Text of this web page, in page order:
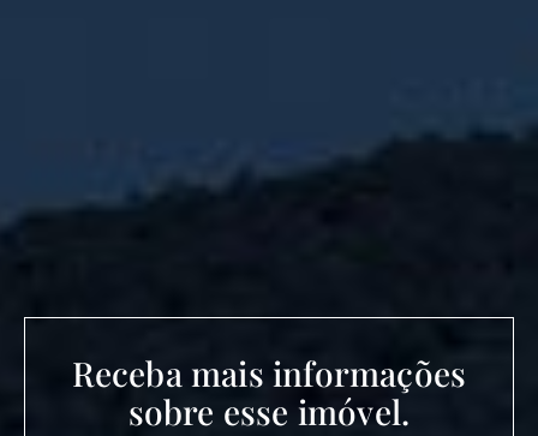
Receba mais informações
sobre esse imóvel.